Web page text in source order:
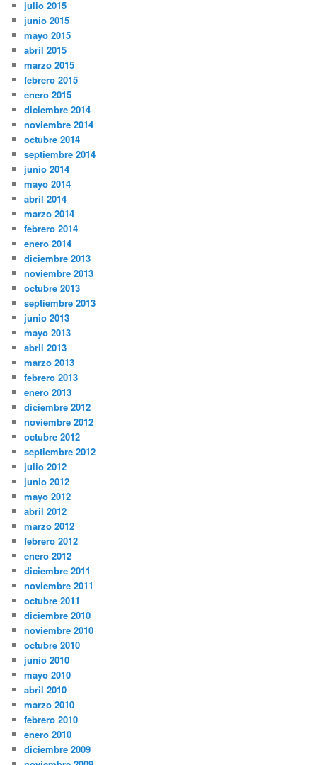
julio 2015
junio 2015
mayo 2015
abril 2015
marzo 2015
febrero 2015
enero 2015
diciembre 2014
noviembre 2014
octubre 2014
septiembre 2014
junio 2014
mayo 2014
abril 2014
marzo 2014
febrero 2014
enero 2014
diciembre 2013
noviembre 2013
octubre 2013
septiembre 2013
junio 2013
mayo 2013
abril 2013
marzo 2013
febrero 2013
enero 2013
diciembre 2012
noviembre 2012
octubre 2012
septiembre 2012
julio 2012
junio 2012
mayo 2012
abril 2012
marzo 2012
febrero 2012
enero 2012
diciembre 2011
noviembre 2011
octubre 2011
diciembre 2010
noviembre 2010
octubre 2010
junio 2010
mayo 2010
abril 2010
marzo 2010
febrero 2010
enero 2010
diciembre 2009